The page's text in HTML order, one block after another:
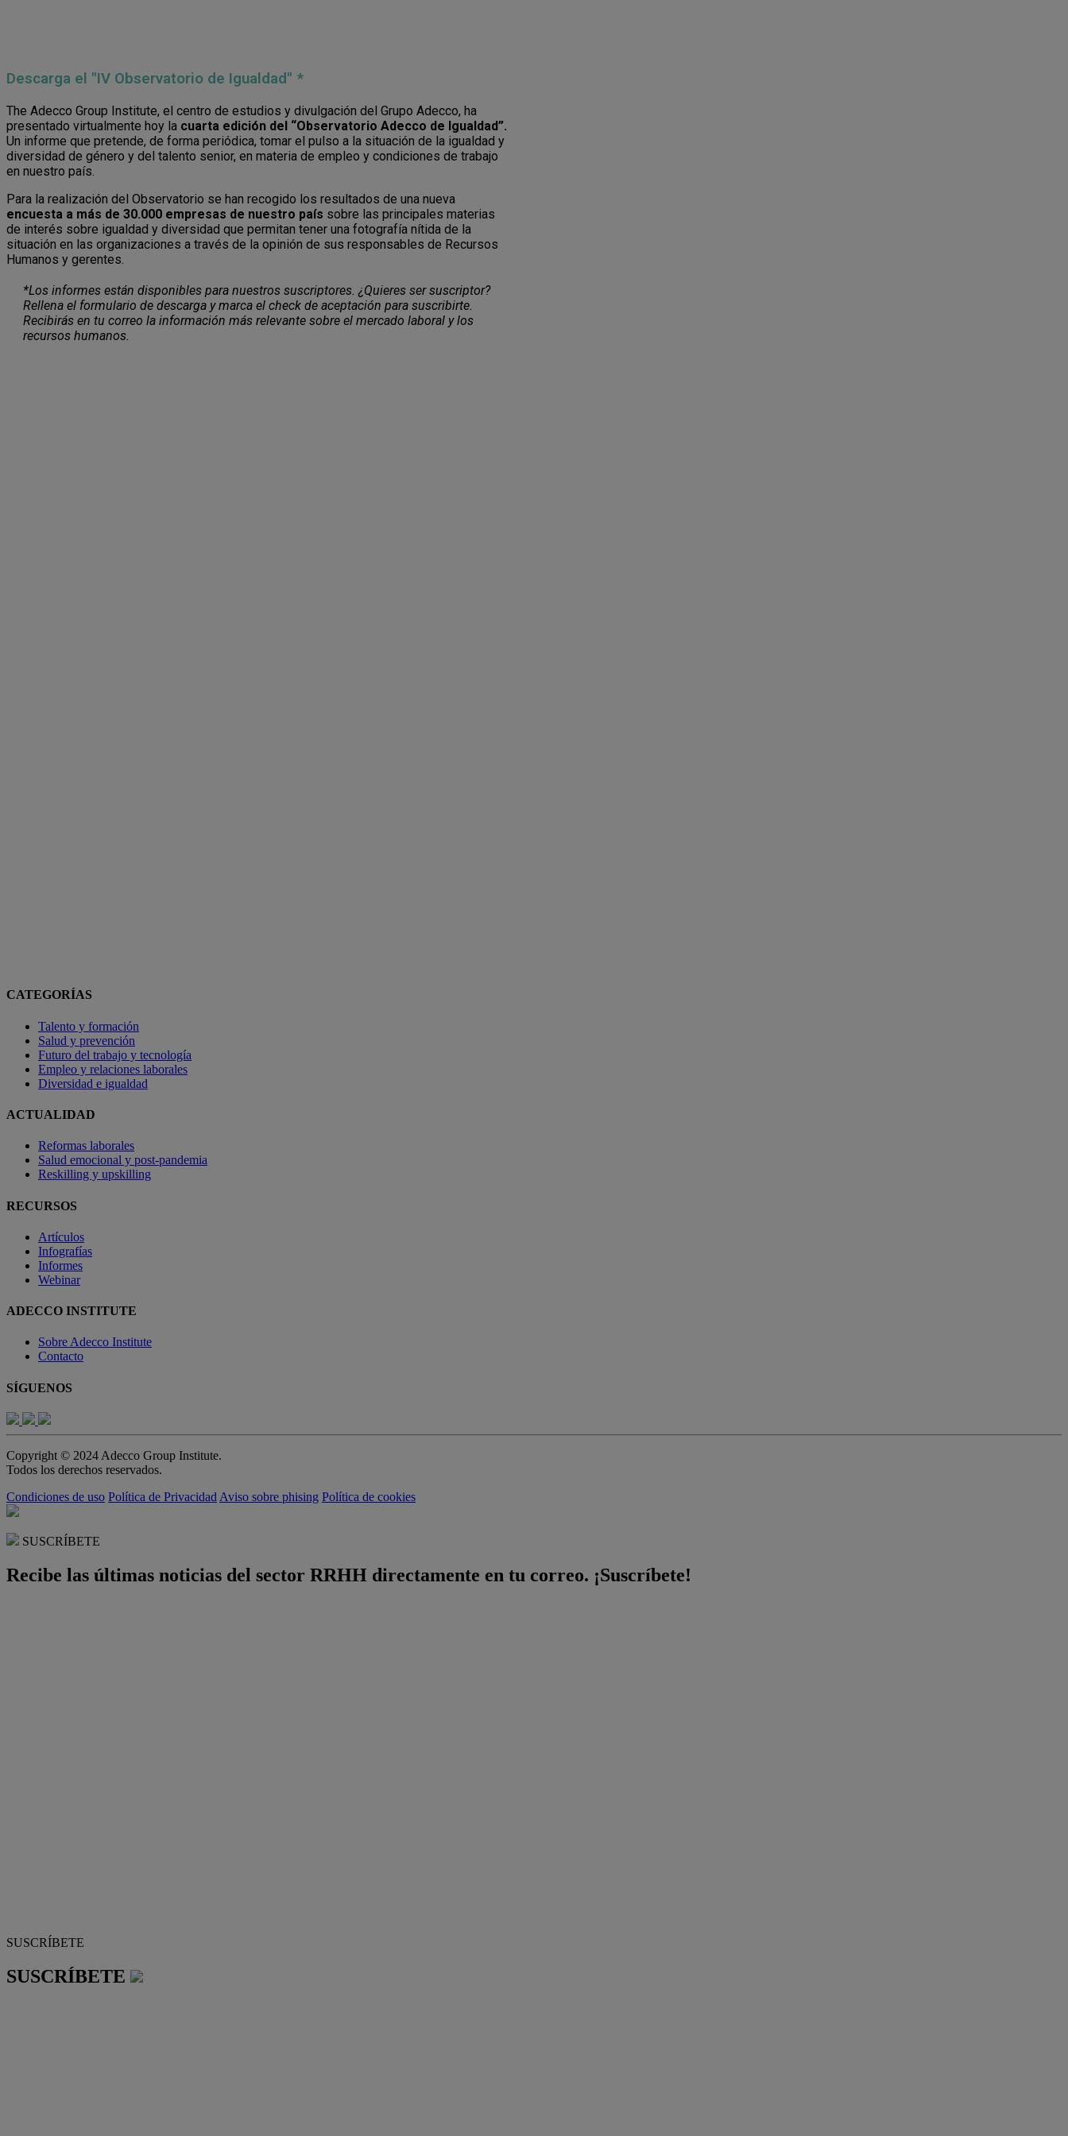
Descarga el "IV Observatorio de Igualdad" *
The Adecco Group Institute, el centro de estudios y divulgación del Grupo Adecco, ha
presentado virtualmente hoy la cuarta edición del “Observatorio Adecco de Igualdad”.
Un informe que pretende, de forma periódica, tomar el pulso a la situación de la igualdad y
diversidad de género y del talento senior, en materia de empleo y condiciones de trabajo
en nuestro país.
Para la realización del Observatorio se han recogido los resultados de una nueva
encuesta a más de 30.000 empresas de nuestro país sobre las principales materias
de interés sobre igualdad y diversidad que permitan tener una fotografía nítida de la
situación en las organizaciones a través de la opinión de sus responsables de Recursos
Humanos y gerentes.
*Los informes están disponibles para nuestros suscriptores. ¿Quieres ser suscriptor?
Rellena el formulario de descarga y marca el check de aceptación para suscribirte.
Recibirás en tu correo la información más relevante sobre el mercado laboral y los
recursos humanos.
CATEGORÍAS
Talento y formación
Salud y prevención
Futuro del trabajo y tecnología
Empleo y relaciones laborales
Diversidad e igualdad
ACTUALIDAD
Reformas laborales
Salud emocional y post-pandemia
Reskilling y upskilling
RECURSOS
Artículos
Infografías
Informes
Webinar
ADECCO INSTITUTE
Sobre Adecco Institute
Contacto
SÍGUENOS
Copyright © 2024 Adecco Group Institute.
Todos los derechos reservados.
Condiciones de uso Política de Privacidad Aviso sobre phising Política de cookies
SUSCRÍBETE
Recibe las últimas noticias del sector RRHH directamente en tu correo. ¡Suscríbete!
SUSCRÍBETE
SUSCRÍBETE